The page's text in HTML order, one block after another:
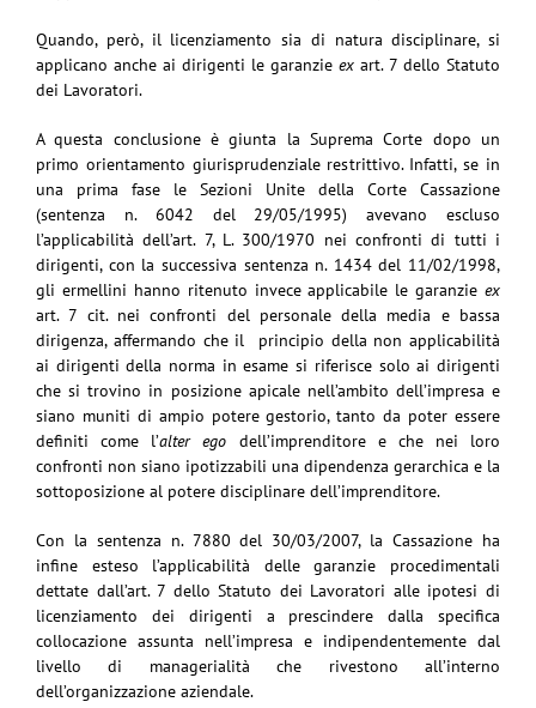
Quando, però, il licenziamento sia di natura disciplinare, si
applicano anche ai dirigenti le garanzie ex art. 7 dello Statuto
dei Lavoratori.
A questa conclusione è giunta la Suprema Corte dopo un
primo orientamento giurisprudenziale restrittivo. Infatti, se in
una prima fase le Sezioni Unite della Corte Cassazione
(sentenza n. 6042 del 29/05/1995) avevano escluso
l’applicabilità dell’art. 7, L. 300/1970 nei confronti di tutti i
dirigenti, con la successiva sentenza n. 1434 del 11/02/1998,
gli ermellini hanno ritenuto invece applicabile le garanzie ex
art. 7 cit. nei confronti del personale della media e bassa
dirigenza, affermando che il principio della non applicabilità
ai dirigenti della norma in esame si riferisce solo ai dirigenti
che si trovino in posizione apicale nell’ambito dell’impresa e
siano muniti di ampio potere gestorio, tanto da poter essere
definiti come l’alter ego dell’imprenditore e che nei loro
confronti non siano ipotizzabili una dipendenza gerarchica e la
sottoposizione al potere disciplinare dell’imprenditore.
Con la sentenza n. 7880 del 30/03/2007, la Cassazione ha
infine esteso l’applicabilità delle garanzie procedimentali
dettate dall’art. 7 dello Statuto dei Lavoratori alle ipotesi di
licenziamento dei dirigenti a prescindere dalla specifica
collocazione assunta nell’impresa e indipendentemente dal
livello di managerialità che rivestono all’interno
dell’organizzazione aziendale.